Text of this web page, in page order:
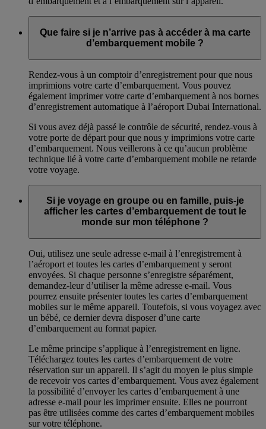
Que faire si je n’arrive pas à accéder à ma carte
d’embarquement mobile ?
Rendez-vous à un comptoir d’enregistrement pour que nous
imprimions votre carte d’embarquement. Vous pouvez
également imprimer votre carte d’embarquement à nos bornes
d’enregistrement automatique à l’aéroport Dubai International.
Si vous avez déjà passé le contrôle de sécurité, rendez-vous à
votre porte de départ pour que nous y imprimions votre carte
d’embarquement. Nous veillerons à ce qu’aucun problème
technique lié à votre carte d’embarquement mobile ne retarde
votre voyage.
Si je voyage en groupe ou en famille, puis-je
afficher les cartes d’embarquement de tout le
monde sur mon téléphone ?
Oui, utilisez une seule adresse e-mail à l’enregistrement à
l’aéroport et toutes les cartes d’embarquement y seront
envoyées. Si chaque personne s’enregistre séparément,
demandez-leur d’utiliser la même adresse e-mail. Vous
pourrez ensuite présenter toutes les cartes d’embarquement
mobiles sur le même appareil. Toutefois, si vous voyagez avec
un bébé, ce dernier devra disposer d’une carte
d’embarquement au format papier.
Le même principe s’applique à l’enregistrement en ligne.
Téléchargez toutes les cartes d’embarquement de votre
réservation sur un appareil. Il s’agit du moyen le plus simple
de recevoir vos cartes d’embarquement. Vous avez également
la possibilité d’envoyer les cartes d’embarquement à une
adresse e-mail pour les imprimer ensuite. Elles ne pourront
pas être utilisées comme des cartes d’embarquement mobiles
sur votre téléphone.